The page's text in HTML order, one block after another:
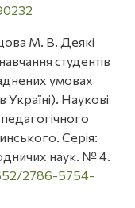
М. В. Деякі
студентів
умовах
Наукові
Серія:
наук. № 4.
2786-5754-